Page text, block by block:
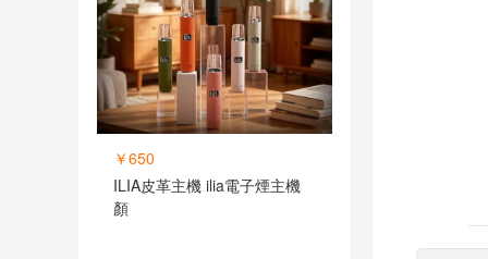
￥650
ILIA皮革主機 ilia電子煙主機
顏